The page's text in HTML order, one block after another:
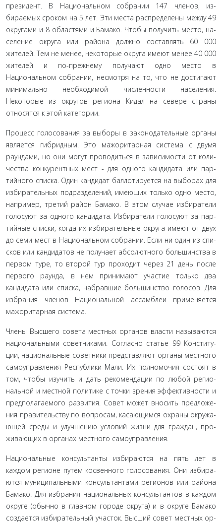
президент. В Национальном собрании 147 членов, из­
бираемых сроком на 5 лет. Эти места распределены между 49
округами и 8 областями и Бамако. Чтобы получить место, на­
селение округа или района должно составлять 60 000
жителей. Тем не менее, некоторые округа имеют менее 40 000
жителей и по-прежнему получают одно место в
Национальном собра­нии, несмотря на то, что не достигают
минимально необходи­мой численности населения.
Некоторые из округов региона Кидал на севере страны
относятся к этой категории.
Процесс голосования за выборы в законодательные орга­ны
является гибридным. Это мажоритарная система с двумя
раундами, но они могут проводиться в зависимости от коли­
чества конкурентных мест - для одного кандидата или пар­
тийного списка. Один кандидат баллотируется на выборах для
избирательных подразделений, имеющих только одно место,
например, третий район Бамако. В этом случае избиратели
голосуют за одного кандидата. Избиратели голосуют за пар­
тийные списки, когда их избирательные округа имеют от двух
до семи мест в Национальном собрании. Если ни один из спи­
сков или кандидатов не получает абсолютного большинства в
первом туре, то второй тур проходит через 21 день после
пер­вого раунда, в нем принимают участие только два
кандидата или списка, набравшие большинство голосов. Для
избрания членов Национальной ассамблеи применяется
мажоритарная система.
Члены Высшего совета местных органов власти называют­ся
национальными советниками. Согласно статье 99 Конститу­
ции, национальные советники представляют органы местного
самоуправления Республики Мали. Их полномочия состоят в
том, чтобы изучить и дать рекомендации по любой регио­
нальной и местной политике с точки зрения эффективности и
предполагаемого развития. Совет может вносить предложе­
ния правительству по вопросам, касающимся охраны окружа­
ющей среды и улучшению условий жизни для граждан, про­
живающих в органах местного самоуправления.
Национальные консультанты избираются на пять лет в
каждом регионе путем косвенного голосования. Они избира­
ются муниципальными консультантами регионов или района
Бамако. Для избрания национальных консультантов в каждом
округе (обычно в главном городе округа) и в округе Бамако
создается избирательный участок. Высший совет местных ор­